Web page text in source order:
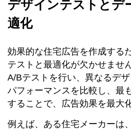
デザインテストとデ
適化
効果的な住宅広告を作成する
テストと最適化が欠かせません
A/Bテストを行い、異なるデ
パフォーマンスを比較し、最
することで、広告効果を最大
例えば、ある住宅メーカーは